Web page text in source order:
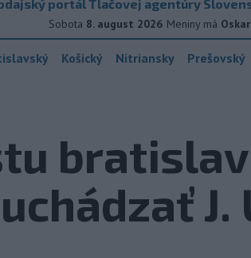
portál Tlačovej agentúry
Sobota 8. august 2026 Meniny má Oskar
Košický Nitriansky Prešovský
J.